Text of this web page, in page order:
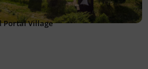
Portal Village